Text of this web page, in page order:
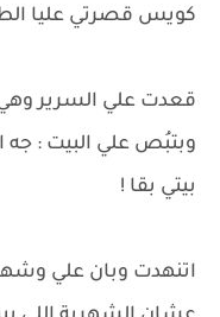
كويس قصرتي عليا
قعدت علي السرير
وبتبُص علي البيت : جه
بيتي بقا !
اتنهدت وبان علي